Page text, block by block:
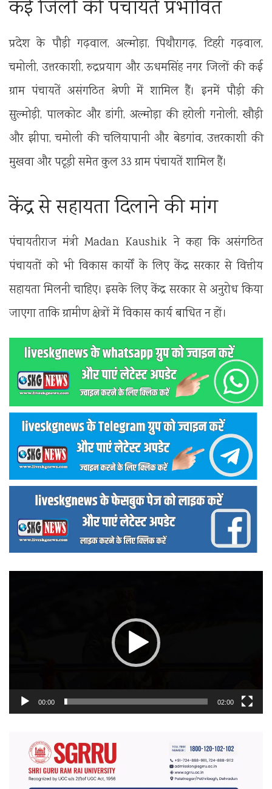
कई जिलों की पंचायतें प्रभावित
प्रदेश के पौड़ी गढ़वाल, अल्मोड़ा, पिथौरागढ़, टिहरी गढ़वाल,
चमोली, उत्तरकाशी, रुद्रप्रयाग और ऊधमसिंह नगर जिलों की कई
ग्राम पंचायतें असंगठित श्रेणी में शामिल हैं। इनमें पौड़ी की
सुल्मोड़ी, पालकोट और डांगी, अल्मोड़ा की हरोली गनोली, खौड़ी
और झीपा, चमोली की चलियापानी और बेडगांव, उत्तरकाशी की
मुखवा और पटूड़ी समेत कुल 33 ग्राम पंचायतें शामिल हैं।
केंद्र से सहायता दिलाने की मांग
पंचायतीराज मंत्रीMadan Kaushik ने कहा कि असंगठित
पंचायतों को भी विकास कार्यों के लिए केंद्र सरकार से वित्तीय
सहायता मिलनी चाहिए। इसके लिए केंद्र सरकार से अनुरोध किया
जाएगा ताकि ग्रामीण क्षेत्रों में विकास कार्य बाधित न हों।
00:00 02:00